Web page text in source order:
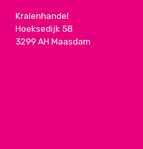
Kralenhandel
Hoeksedijk 58
3299 AH Maasdam